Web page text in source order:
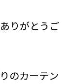
りがとうご
のカーテン